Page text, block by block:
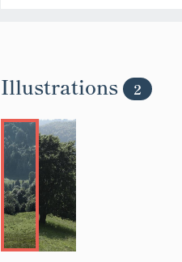
Illustrations 2